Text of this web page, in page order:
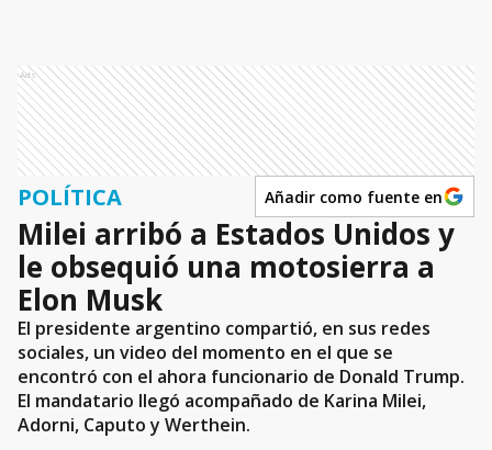
Ads
POLÍTICA Añadir como fuente en
Milei arribó a Estados Unidos y
le obsequió una motosierra a
Elon Musk
El presidente argentino compartió, en sus redes
sociales, un video del momento en el que se
encontró con el ahora funcionario de Donald Trump.
El mandatario llegó acompañado de Karina Milei,
Adorni, Caputo y Werthein.